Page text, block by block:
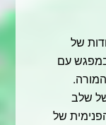
של
במפגש עם
שלב
של